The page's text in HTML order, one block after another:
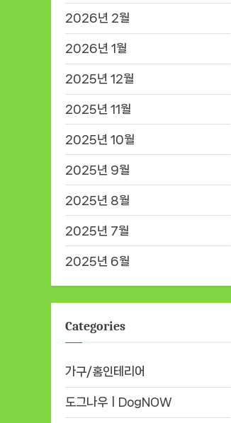
2026년 2월
2026년 1월
2025년 12월
2025년 11월
2025년 10월
2025년 9월
2025년 8월
2025년 7월
2025년 6월
Categories
가구/홈인테리어
도그나우ㅣDogNOW